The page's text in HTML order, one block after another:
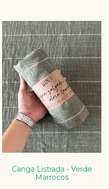
Canga Listrada - Verde
Marrocos